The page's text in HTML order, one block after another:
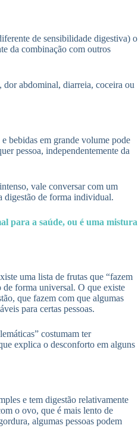
de sensibilidade digestiva) o
da combinação com outros
dor abdominal, diarreia, coceira ou
bebidas em grande volume pode
pessoa, independentemente da
vale conversar com um
digestão de forma individual.
para a saúde, ou é uma mistura
uma lista de frutas que “fazem
forma universal. O que existe
que fazem com que algumas
para certas pessoas.
costumam ter
explica o desconforto em alguns
e tem digestão relativamente
o ovo, que é mais lento de
algumas pessoas podem